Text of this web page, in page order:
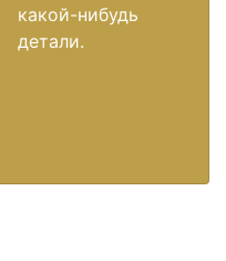
какой-нибудь
детали.